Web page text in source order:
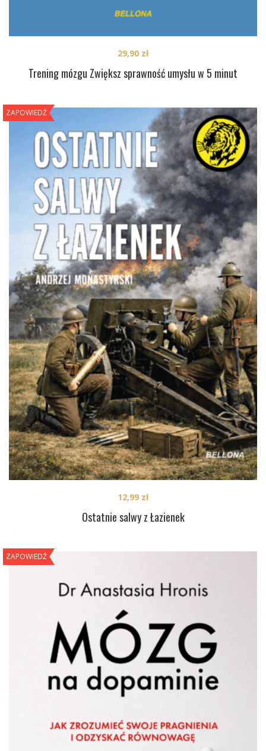
Trening mózgu Zwiększ sprawność umysłu w 5 minut
29,90 zł
ZAPOWIEDŹ
Ostatnie salwy z Łazienek
12,99 zł
ZAPOWIEDŹ